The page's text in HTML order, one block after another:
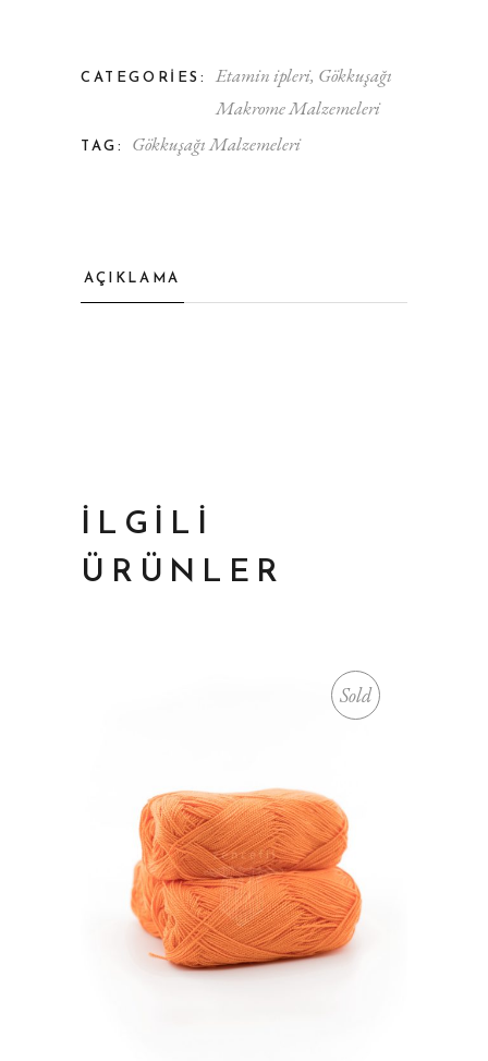
CATEGORIES: Etamin ipleri, Gökkuşağı
Makrome Malzemeleri
TAG: Gökkuşağı Malzemeleri
AÇIKLAMA
İLGILI
ÜRÜNLER
Sold